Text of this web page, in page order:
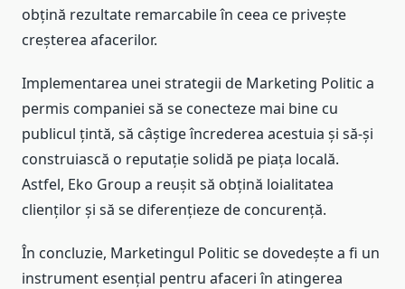
obțină rezultate remarcabile în ceea ce privește
creșterea afacerilor.
Implementarea unei strategii de Marketing Politic a
permis companiei să se conecteze mai bine cu
publicul țintă, să câștige încrederea acestuia și să-și
construiască o reputație solidă pe piața locală.
Astfel, Eko Group a reușit să obțină loialitatea
clienților și să se diferențieze de concurență.
În concluzie, Marketingul Politic se dovedește a fi un
instrument esențial pentru afaceri în atingerea